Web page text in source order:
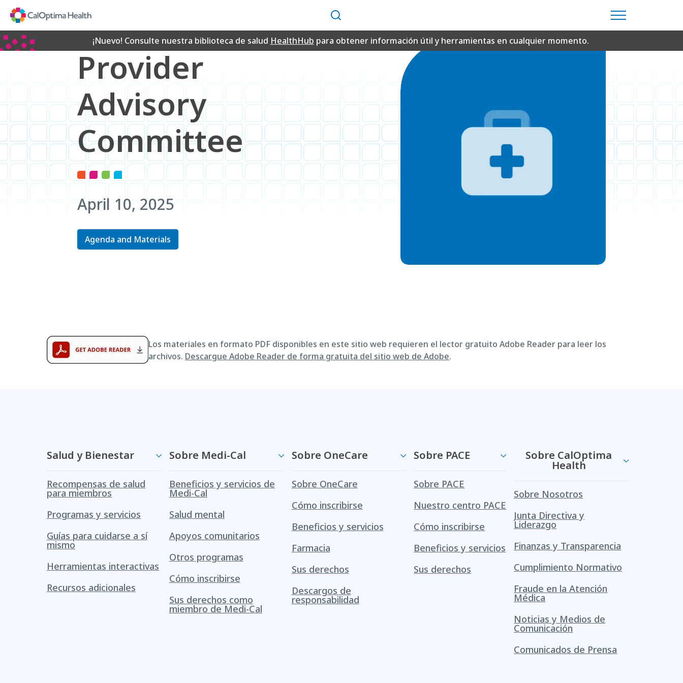
Content
Buscar
¡Nuevo! Consulte nuestra biblioteca de salud HealthHub para obtener información útil y herramientas en cualquier momento.
Provider
Advisory
Committee
April 10, 2025
Agenda and Materials
Los materiales en formato PDF disponibles en este sitio web requieren el lector gratuito Adobe Reader para leer los
archivos. Descargue Adobe Reader de forma gratuita del sitio web de Adobe.
Salud y Bienestar
Recompensas de salud
para miembros
Programas y servicios
Guías para cuidarse a sí
mismo
Herramientas interactivas
Recursos adicionales
Sobre Medi-Cal
Beneficios y servicios de
Medi-Cal
Salud mental
Apoyos comunitarios
Otros programas
Cómo inscribirse
Sus derechos como
miembro de Medi-Cal
Sobre OneCare
Sobre OneCare
Cómo inscribirse
Beneficios y servicios
Farmacia
Sus derechos
Descargos de
responsabilidad
Sobre PACE
Sobre PACE
Nuestro centro PACE
Cómo inscribirse
Beneficios y servicios
Sus derechos
Sobre CalOptima
Health
Sobre Nosotros
Junta Directiva y
Liderazgo
Finanzas y Transparencia
Cumplimiento Normativo
Fraude en la Atención
Médica
Noticias y Medios de
Comunicación
Comunicados de Prensa